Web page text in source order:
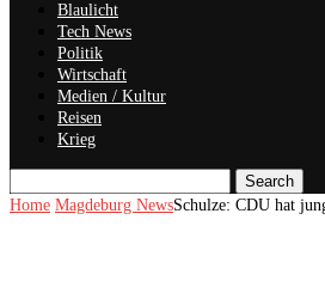
Blaulicht
Tech News
Politik
Wirtschaft
Medien / Kultur
Reisen
Krieg
Search
Home Magdeburg NewsSchulze: CDU hat